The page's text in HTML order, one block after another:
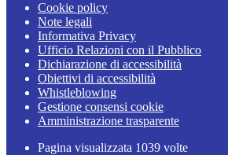
Cookie policy
Note legali
Informativa Privacy
Ufficio Relazioni con il Pubblico
Dichiarazione di accessibilità
Obiettivi di accessibilità
Whistleblowing
Gestione consensi cookie
Amministrazione trasparente
Pagina visualizzata 1039 volte